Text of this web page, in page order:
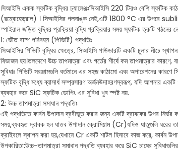
সিআইসি একক স্ফটিক বৃদ্ধির চ্যালেঞ্জঃসিআইসি 220 টিরও বেশি স্ফটিক
(রম্বোহেড্রাল) । সিআইসির গলনাঙ্ক নেই,এটি 1800 °C এর উপরে
স্পাইরাল জড়িত বৃদ্ধির প্রক্রিয়া বৃদ্ধি প্রক্রিয়ার সময় স্ফটিক ত্রুটি গঠনের
1: ভৌত বাষ্প পরিবহন (পিভিটি) পদ্ধতিঃ
সিআইসির পিভিটি বৃদ্ধির ক্ষেত্রে, সিআইসি পাউডারটি একটি চুলার নীচে
বিভাজন হয়।তলদেশে উচ্চ তাপমাত্রা এবং গর্তের শীর্ষে কম তাপমাত্রার
সুবিধাঃ পিভিটি সরঞ্জামগুলি বর্তমানে এর সহজ কাঠামো এবং অপারেশনের
স্ফটিক বৃদ্ধি মধ্যে ব্যাসার্ধ সম্প্রসারণ অর্জনউদাহরণস্বরূপ, যদি আপনার
ব্যবহার করে SiC স্ফটিক ডোপিং এর সুবিধা খুব স্পষ্ট নয়.
2: উচ্চ তাপমাত্রা সমাধান পদ্ধতিঃ
এই পদ্ধতিতে কার্বন উপাদান দ্রবীভূত করার জন্য একটি দ্রাবকের উপর নির্ভর
সময়,ব্যবহৃত দ্রাবক হল ধাতব উপাদান ক্রোমিয়াম (Cr)যদিও ধাতুগুলি ঘরের
ক্রাইবলে স্থাপন করা হয়,যেখানে Cr একটি শাটল হিসাবে কাজ করে, কার্বন
উপকারিতা:উচ্চ-তাপমাত্রা সমাধান পদ্ধতি ব্যবহার করে SiC চাষের